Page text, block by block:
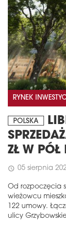
RYNEK
POLSKA
ZŁ W PÓŁ
schedule 05 sierpnia
Od rozpoczęcia
wieżowcu
122 umowy.
ulicy